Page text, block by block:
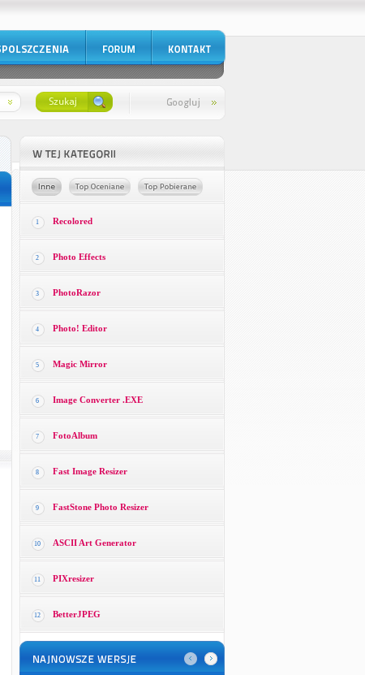
1 Recolored
2 Photo Effects
3 PhotoRazor
4 Photo! Editor
5 Magic Mirror
6 Image Converter .EXE
7 FotoAlbum
8 Fast Image Resizer
9 FastStone Photo Resizer
10 ASCII Art Generator
11 PIXresizer
12 BetterJPEG